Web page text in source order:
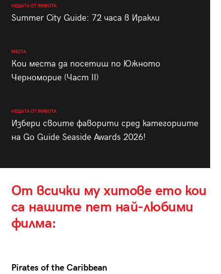
НЕЩАТА ОТ ЖИВОТА
Summer City Guide: 72 часа в Иракли
МЕСТА
Кои места да посетиш по Южното
Черноморие (Част II)
НЕЩАТА ОТ ЖИВОТА
Избери своите фаворити сред категориите
на Go Guide Seaside Awards 2026!
От всички му хитове ето кои
са нашите пет най-любими
филма:
Pirates of the Caribbean